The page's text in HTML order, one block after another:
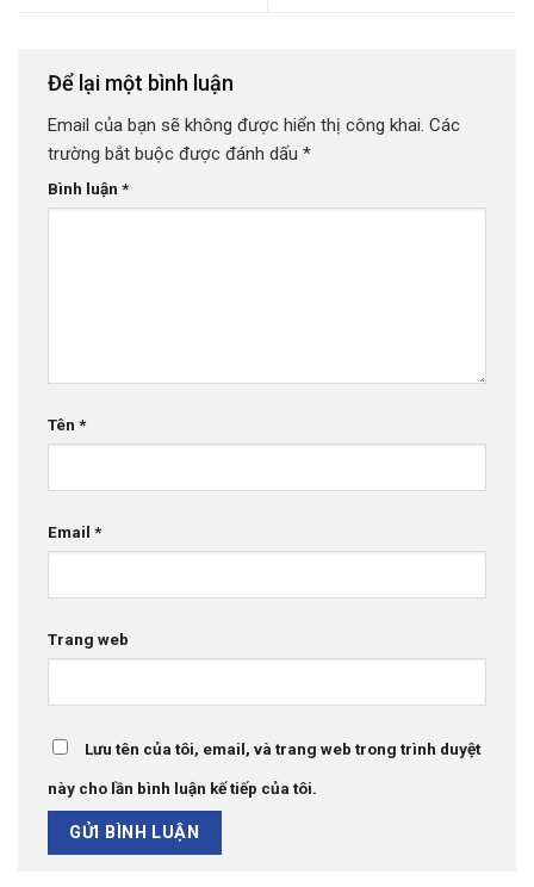
Để lại một bình luận
Email của bạn sẽ không được hiển thị công khai. Các
trường bắt buộc được đánh dấu *
Bình luận *
Tên *
Email *
Trang web
Lưu tên của tôi, email, và trang web trong trình duyệt
này cho lần bình luận kế tiếp của tôi.